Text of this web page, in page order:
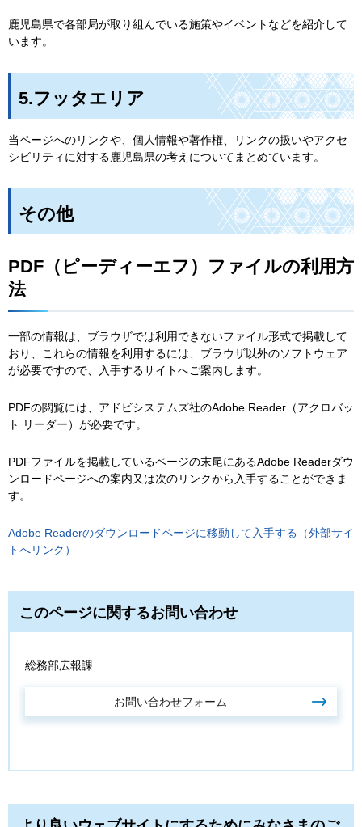
鹿児島県で各部局が取り組んでいる施策やイベントなどを紹介して
います。
5.フッタエリア
当ページへのリンクや、個人情報や著作権、リンクの扱いやアクセ
シビリティに対する鹿児島県の考えについてまとめています。
その他
PDF（ピーディーエフ）ファイルの利用方
法
一部の情報は、ブラウザでは利用できないファイル形式で掲載して
おり、これらの情報を利用するには、ブラウザ以外のソフトウェア
が必要ですので、入手するサイトへご案内します。
PDFの閲覧には、アドビシステムズ社のAdobe Reader（アクロバッ
ト リーダー）が必要です。
PDFファイルを掲載しているページの末尾にあるAdobe Readerダウ
ンロードページへの案内又は次のリンクから入手することができま
す。
Adobe Readerのダウンロードページに移動して入手する（外部サイ
トへリンク）
このページに関するお問い合わせ
総務部広報課